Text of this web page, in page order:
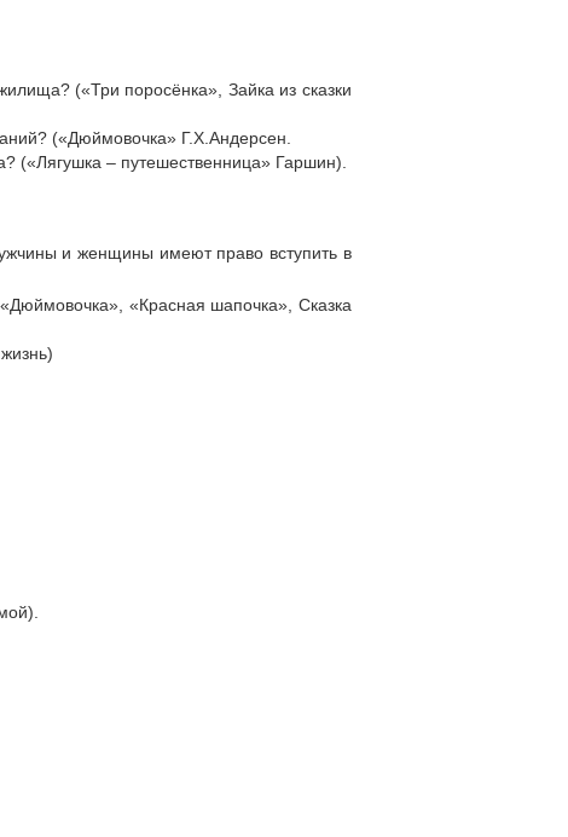
(«Три поросёнка», Зайка из сказки
(«Дюймовочка» Г.Х.Андерсен.
(«Лягушка – путешественница» Гаршин).
и женщины имеют право вступить в
«Красная шапочка», Сказка